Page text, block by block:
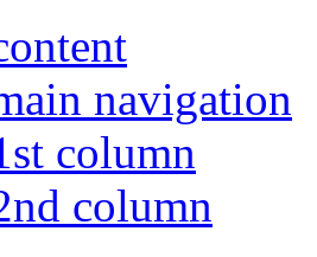
navigation
column
column